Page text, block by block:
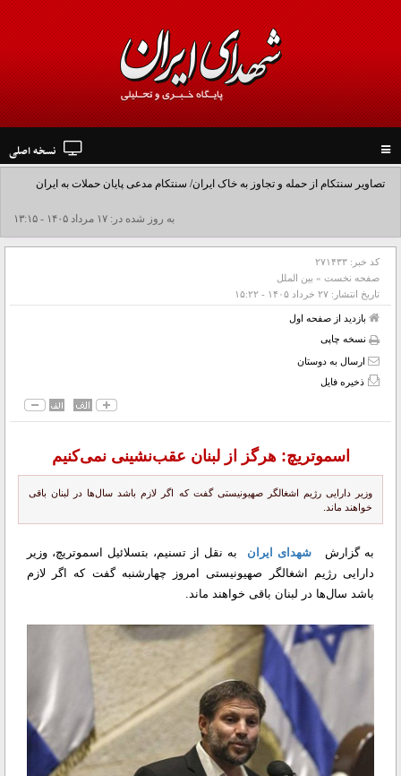
navigation
نسخه اصلی
تصاویر سنتکام از حمله و تجاوز به خاک ایران/ سنتکام مدعی پایان حملات به ایران
شد+فیلم به روز شده در: ۱۷ مرداد ۱۴۰۵ - ۱۳:۱۵
کد خبر: ۲۷۱۴۳۳
صفحه نخست » بین الملل
تاریخ انتشار: ۲۷ خرداد ۱۴۰۵ - ۱۵:۲۲
بازدید از صفحه اول
نسخه چاپی
ارسال به دوستان
ذخیره فایل
اسموتریچ: هرگز از لبنان عقب‌نشینی نمی‌کنیم
وزیر دارایی رژیم اشغالگر صهیونیستی گفت که اگر لازم باشد سال‌ها در لبنان باقی
خواهند ماند.
به گزارششهدای ایران به نقل از تسنیم، بتسلائیل اسموتریچ، وزیر
دارایی رژیم اشغالگر صهیونیستی امروز چهارشنبه گفت که اگر لازم
باشد سال‌ها در لبنان باقی خواهند ماند.